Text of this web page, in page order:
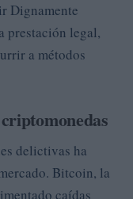
Dignamente
prestación legal,
a métodos
delictivas ha
Bitcoin, la
caídas